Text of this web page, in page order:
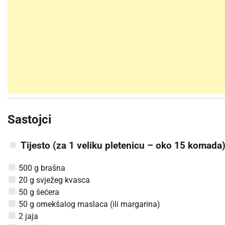
Sastojci
Tijesto (za 1 veliku pletenicu – oko 15
500 g brašna
20 g svježeg kvasca
50 g šećera
50 g omekšalog maslaca (ili margarina)
2 jaja